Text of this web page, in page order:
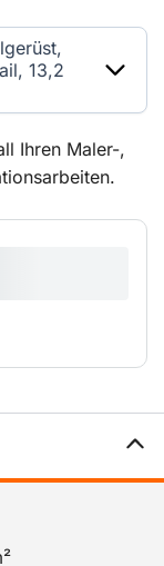
Ihren Maler-,
Mit dem
Innenbereich
und
13,2